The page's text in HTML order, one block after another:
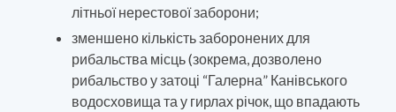
літньої нерестової заборони;
зменшено кількість заборонених для
рибальства місць (зокрема, дозволено
рибальство у затоці “Галерна” Канівського
водосховища та у гирлах річок, що впадають